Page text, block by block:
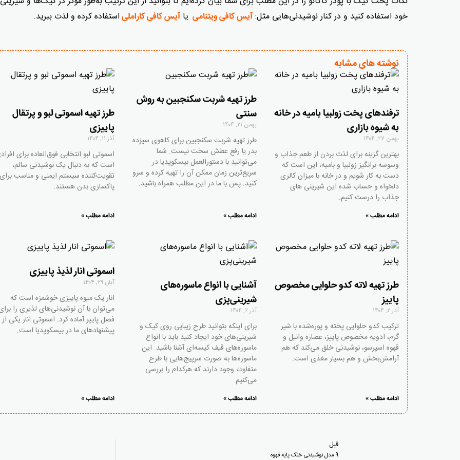
خود استفاده کنید و در کنار نوشیدنی‌هایی مثل: آیس کافی ویتنامی یا آیس کافی کاراملی استفاده کرده و لذت ببرید.
نوشته های مشابه
ترفندهای پخت زولبیا بامیه در خانه
به شیوه بازاری
بهمن ۲۷, ۱۴۰۴
بهترین گزینه برای لذت بردن از طعم جذاب و
وسوسه برانگیز زولبیا و بامیه، این است که
دست به کار شویم و در خانه با میزان کالری
دلخواه و حساب شده این شیرینی های
جذاب را درست کنیم.
ادامه مطلب »
طرز تهیه شربت سکنجبین به روش
سنتی
بهمن ۲۱, ۱۴۰۴
طرز تهیه شربت سکنجبین برای کاهوی سیزده
بدر یا رفع عطش سخت نیست. شما
می‌توانید با دستورالعمل بیسکوپدیا در
سریع‌ترین زمان ممکن آن را تهیه کرده و سرو
کنید. پس با ما در این مطلب همراه باشید.
ادامه مطلب »
طرز تهیه اسموتی لبو و پرتقال
پاییزی
آذر ۱۱, ۱۴۰۴
اسموتی لبو انتخابی فوق‌العاده برای
است که به دنبال یک نوشیدنی سالم،
تقویت‌کننده سیستم ایمنی و مناسب برای
پاکسازی بدن هستند.
ادامه مطلب »
طرز تهیه لاته کدو حلوایی مخصوص
پاییز
آذر ۲, ۱۴۰۴
ترکیب کدو حلوایی پخته و پوره‌شده با شیر
گرم، ادویه مخصوص پاییز، عصاره وانیل و
قهوه اسپرسو، نوشیدنی‌ خلق می‌کند که هم
آرامش‌بخش و هم بسیار مغذی است.
ادامه مطلب »
آشنایی با انواع ماسوره‌های
شیرینی‌پزی
آذر ۲, ۱۴۰۴
برای اینکه بتوانید طرح زیبایی روی کیک و
شیرینی‌های خود ایجاد کنید باید با انواع
ماسوره‌های قیف کیسه‌ای آشنا باشید. این
ماسوره‌ها به صورت سرپیج‌هایی با طرح
متفاوت وجود دارند که هرکدام را بررسی
می‌کنیم
ادامه مطلب »
اسموتی انار لذیذ پاییزی
آبان ۲۹, ۱۴۰۴
انار یک میوه پاییزی خوشمزه است که
می‌توان با آن نوشیدنی‌های لذیری را
فصل پاییر آماده کرد. اسموتی انار یکی از
پیشنهادهای ما در بیسکوپدیا است.
ادامه مطلب »
قبل
9 مدل نوشیدنی خنک پایه قهوه